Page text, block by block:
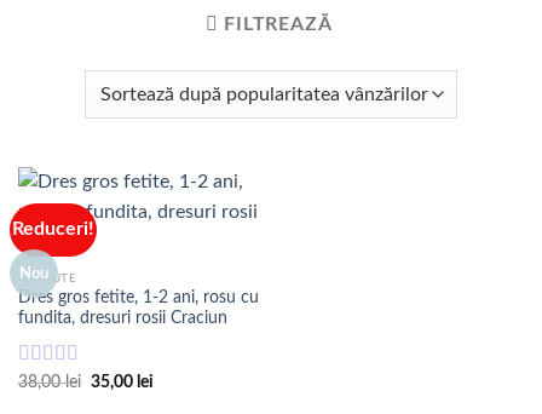
FILTREAZĂ
Reduceri!
Nou
HAINUTE
Dres gros fetite, 1-2 ani, rosu cu
fundita, dresuri rosii Craciun
Evaluat la
38,00lei Prețul
35,00 leiPrețul